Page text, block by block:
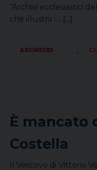
“Archivi ecclesiastici
che illustra i… [...]
ARCHIVIO STORICO
,
È mancato
Costella
Il Vescovo di Vittorio